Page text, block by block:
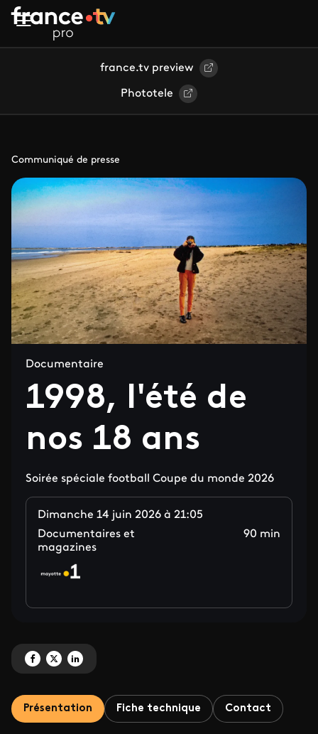
Aller au contenu principal
france.tv preview
Phototele
Communiqué de presse
Documentaire
1998, l'été de
nos 18 ans
Soirée spéciale football Coupe du monde 2026
Dimanche 14 juin 2026 à 21:05
Documentaires et
magazines
90 min
Partagez '1998, l'été de nos 18 ans' sur Facebook
Partagez '1998, l'été de nos 18 ans' sur X
Partagez '1998, l'été de nos 18 ans' sur LinkedIn
Présentation Fiche technique Contact